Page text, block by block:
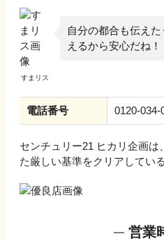
自分の都合も伝え
えるから安心だね！
電話番号 0120-034-
センチュリー21 ヒカリ企画は
た厳しい基準をクリアしてい
営業